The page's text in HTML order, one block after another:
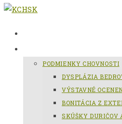
PODMIENKY CHOVNOSTI
DYSPLÁZIA
VÝSTAVNÉ
BONITÁCIA Z
SKÚŠKY DURIČOV